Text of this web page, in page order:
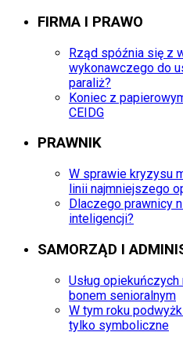
FIRMA I PRAWO
Rząd spóźnia się z
wykonawczego do
paraliż?
Koniec z
CEIDG
PRAWNIK
W sprawie kryzysu
linii najmniejszego
Dlaczego prawnicy
inteligencji?
SAMORZĄD I
Usług
bonem senioralnym
W tym roku
tylko symboliczne